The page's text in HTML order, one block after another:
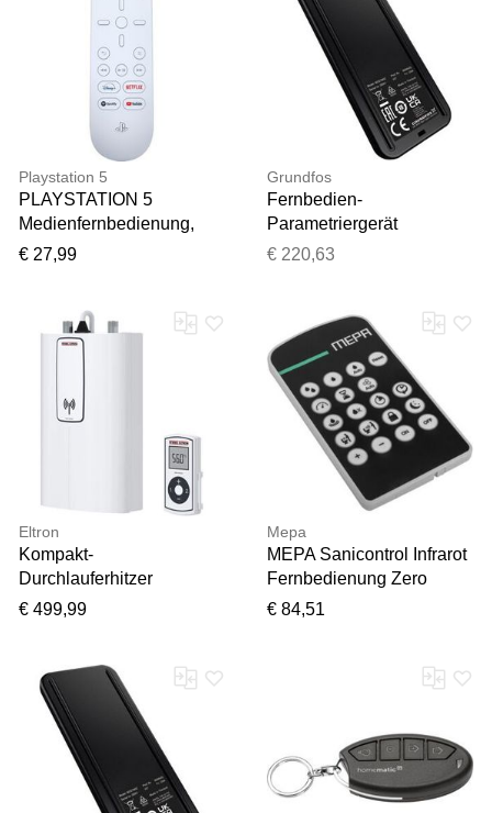
Playstation 5
PLAYSTATION 5
Medienfernbedienung,
weiß, Fernbedienungen,
€ 27,99
Grundfos
Fernbedien-
Parametriergerät
98046408 für MI 301,
€ 220,63
Eltron
Kompakt-
Durchlauferhitzer
STIEBEL ELTRON "DCE
T:8,5cm, Durchlauferhitzer,
Kompakt-
Durchlauferhitzer, 3i
Technologie für konstante
Warmwassertemperatur,
mit Fernbedienung
€ 499,99
Mepa
MEPA Sanicontrol Infrarot
Fernbedienung Zero
Lumo, 718036 718036
€ 84,51